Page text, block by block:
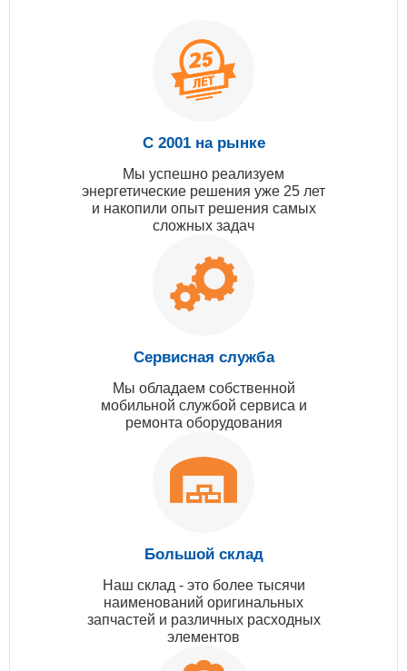
С 2001 на рынке
Мы успешно реализуем
энергетические решения уже 25 лет
и накопили опыт решения самых
сложных задач
Сервисная служба
Мы обладаем собственной
мобильной службой сервиса и
ремонта оборудования
Большой склад
Наш склад - это более тысячи
наименований оригинальных
запчастей и различных расходных
элементов